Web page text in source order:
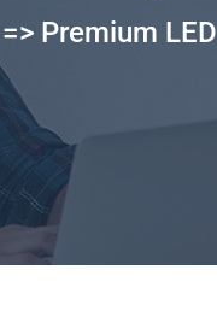
=> Premium